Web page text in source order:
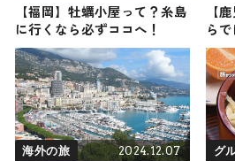
【福岡】牡蠣小屋って？糸島
に行くなら必ずココへ！
【
ら
ろ5
か
海外の旅 2024.12.07 グ